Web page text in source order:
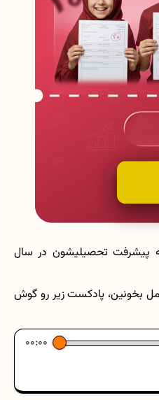
دانلود رایگان کتاب‌های دوازدهم...
اعداد صحیح، طبیعی و گویا چه اعدادی...
پیشرفت تحصیلیشون در سال
بخونین، پادکست زیر رو گوش
00:00